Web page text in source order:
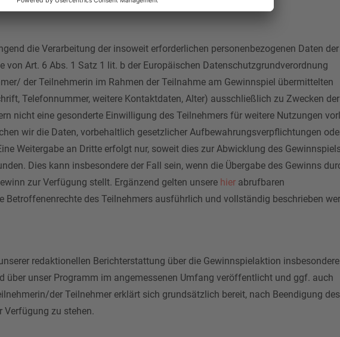
die Verarbeitung der insoweit erforderlichen personenbezogenen Daten der
Art. 6 Abs. 1 Satz 1 lit. b der Europäischen Datenschutzgrundverordnung
der Teilnehmerin im Rahmen der Teilnahme am Gewinnspiel übermittelten
Telefonnummer, weitere Kontaktdaten, Alter) ausschließlich zu Zwecken der
nicht eine gesonderte Einwilligung des Teilnehmers für weitere Nutzungen
wir die Daten, vorbehaltlich gesetzlicher Aufbewahrungsverpflichtungen
Weitergabe an Dritte erfolgt nur, soweit dies zur Abwicklung des
Dies kann insbesondere der Fall sein, wenn die Übergabe des Gewinns
zur Verfügung stellt. Ergänzend gelten unsere hier abrufbaren
Betroffenenrechte des Teilnehmers ausführlich und vollständig beschrieben
redaktionellen Berichterstattung über die Gewinnspielaktion insbesondere
über unser Programm im angemessenen Umfang veröffentlicht und ggf. auch
der Teilnehmer erklärt sich grundsätzlich bereit, nach Beendigung des
Verfügung zu stehen.